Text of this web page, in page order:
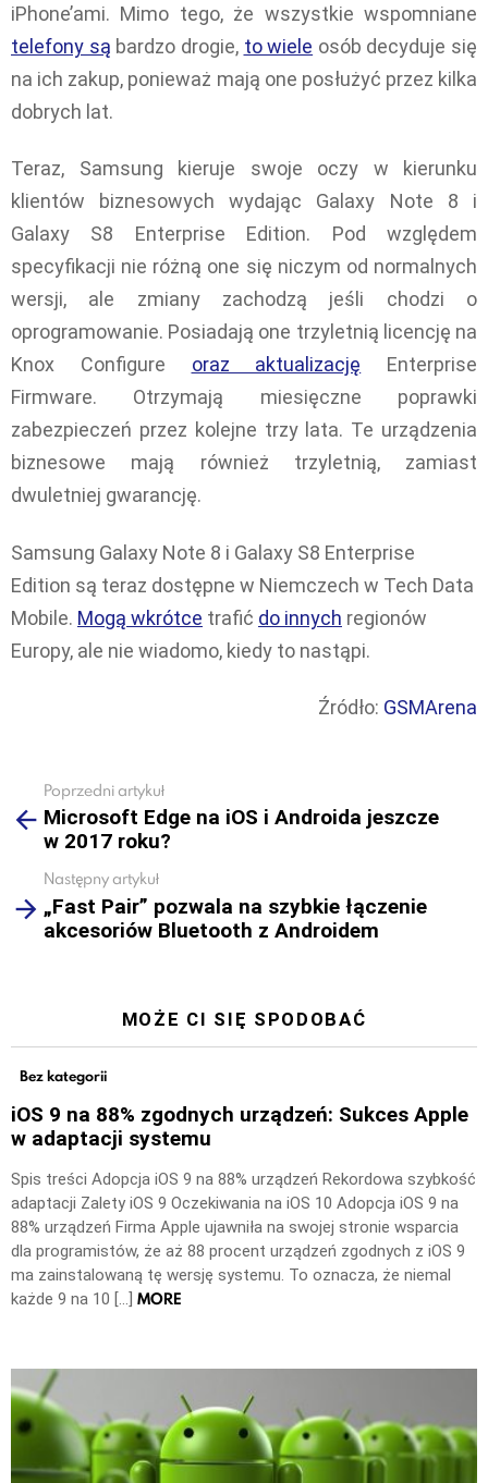
iPhone’ami. Mimo tego, że wszystkie wspomniane
telefony są bardzo drogie, to wiele osób decyduje się
na ich zakup, ponieważ mają one posłużyć przez kilka
dobrych lat.
Teraz, Samsung kieruje swoje oczy w kierunku
klientów biznesowych wydając Galaxy Note 8 i
Galaxy S8 Enterprise Edition. Pod względem
specyfikacji nie różną one się niczym od normalnych
wersji, ale zmiany zachodzą jeśli chodzi o
oprogramowanie. Posiadają one trzyletnią licencję na
Knox Configure oraz aktualizację Enterprise
Firmware. Otrzymają miesięczne poprawki
zabezpieczeń przez kolejne trzy lata. Te urządzenia
biznesowe mają również trzyletnią, zamiast
dwuletniej gwarancję.
Samsung Galaxy Note 8 i Galaxy S8 Enterprise
Edition są teraz dostępne w Niemczech w Tech Data
Mobile. Mogą wkrótce trafić do innych regionów
Europy, ale nie wiadomo, kiedy to nastąpi.
Źródło: GSMArena
more
Poprzedni artykuł
Microsoft Edge na iOS i Androida jeszcze
w 2017 roku?
Następny artykuł
„Fast Pair” pozwala na szybkie łączenie
akcesoriów Bluetooth z Androidem
MOŻE CI SIĘ SPODOBAĆ
Bez kategorii
iOS 9 na 88% zgodnych urządzeń: Sukces Apple
w adaptacji systemu
Spis treści Adopcja iOS 9 na 88% urządzeń Rekordowa szybkość
adaptacji Zalety iOS 9 Oczekiwania na iOS 10 Adopcja iOS 9 na
88% urządzeń Firma Apple ujawniła na swojej stronie wsparcia
dla programistów, że aż 88 procent urządzeń zgodnych z iOS 9
ma zainstalowaną tę wersję systemu. To oznacza, że niemal
każde 9 na 10 […] MORE